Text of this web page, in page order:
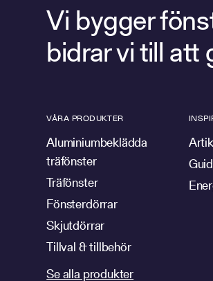
Vi bygger
bidrar vi till att
VÅRA PRODUKTER
Aluminiumbeklädda
träfönster
Träfönster
Fönsterdörrar
Skjutdörrar
Tillval & tillbehör
Se alla produkter